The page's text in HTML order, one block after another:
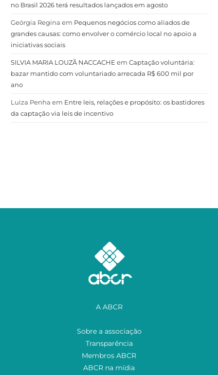
no Brasil 2026 terá resultados lançados em agosto
Geórgia Regina em Pequenos negócios como aliados de
grandes causas: como envolver o comércio local no apoio a
iniciativas sociais
SILVIA MARIA LOUZÃ NACCACHE emCaptação voluntária:
bazar mantido com voluntariado arrecada R$ 600 mil por
ano
Luiza Penha em Entre leis, relações e propósito: os bastidores
da captação via leis de incentivo
A ABCR
Sobre a associação
Transparência
Membros ABCR
ABCR na mídia